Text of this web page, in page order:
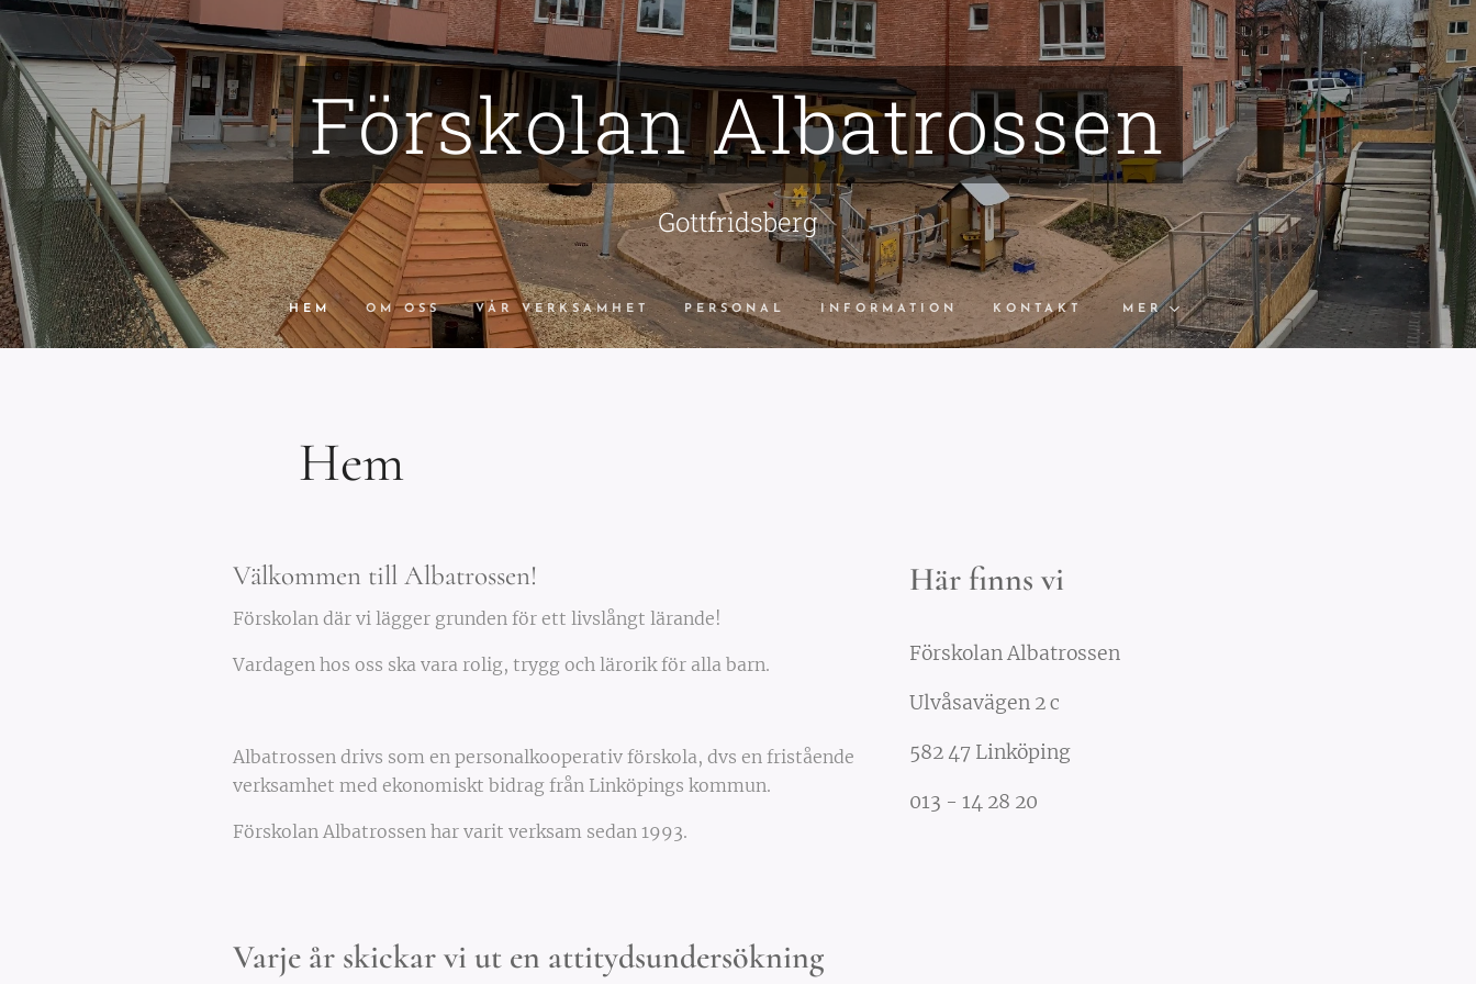
FörskolanAlbatrossen
Gottfridsberg
HEM OM OSS VÅR VERKSAMHET PERSONAL INFORMATION KONTAKT MER
Hem
Välkommen till Albatrossen!
Förskolan där vi lägger grunden för ett livslångt lärande!
Vardagen hos oss ska vara rolig, trygg och lärorik för alla barn.
Albatrossen drivs som en personalkooperativ förskola, dvs en fristående
verksamhet med ekonomiskt bidrag från Linköpings kommun.
Förskolan Albatrossen har varit verksam sedan 1993.
Varje år skickar vi ut en attitydsundersökning
Här finns vi
Förskolan Albatrossen
Ulvåsavägen 2 c
582 47 Linköping
013 - 14 28 20